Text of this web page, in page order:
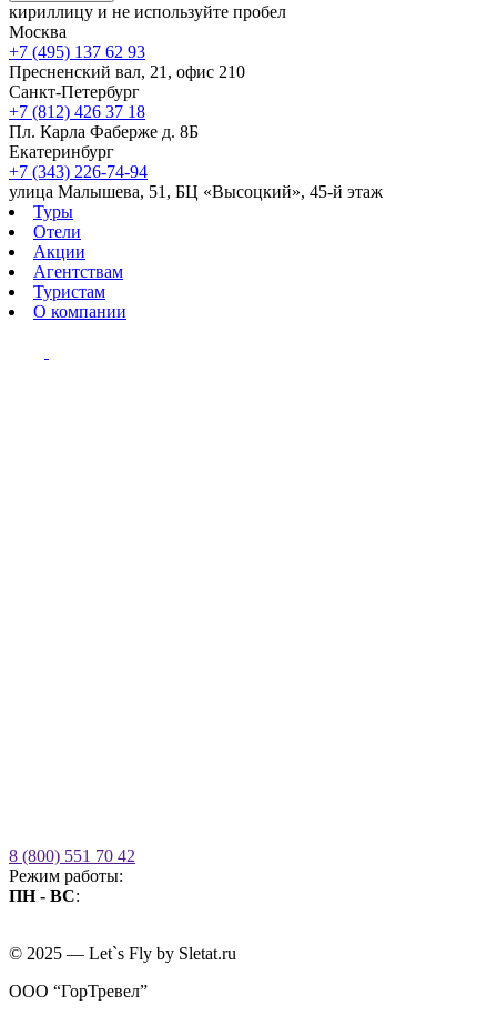
кириллицу и не используйте пробел
Москва
+7 (495) 137 62 93
Пресненский вал, 21, офис 210
Санкт-Петербург
+7 (812) 426 37 18
Пл. Карла Фаберже д. 8Б
Екатеринбург
+7 (343) 226-74-94
улица Малышева, 51, БЦ «Высоцкий», 45-й этаж
Туры
Отели
Акции
Агентствам
Туристам
О компании
8 (800) 551 70 42
Режим работы:
ПН - ВС:
© 2025 — Let`s Fly by Sletat.ru
ООО “ГорТревел”